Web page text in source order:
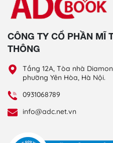
CÔNG TY CỔ PHẦN MĨ
THÔNG
Tầng 12A, Tòa nhà
phường Yên Hòa, Hà Nội.
0931068789
info@adc.net.vn